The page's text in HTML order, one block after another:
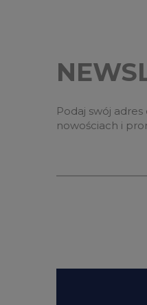
Podaj swój
nowościach i